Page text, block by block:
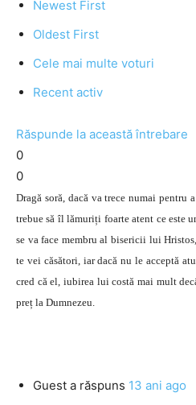
Newest First
Oldest First
Cele mai multe voturi
Recent activ
Răspunde la această întrebare
0
0
Dragă soră, dacă va trece numai pentru
trebue să îl lămuriți foarte atent ce este
se va face membru al bisericii lui
te vei căsători, iar dacă nu le acceptă
cred că el, iubirea lui costă mai mult
preț la Dumnezeu.
Guest a răspuns 13 ani ago